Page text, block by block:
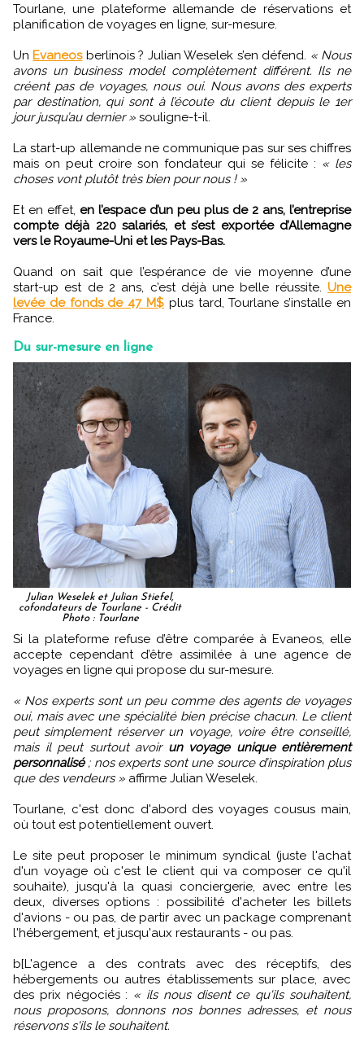
Tourlane, une plateforme allemande de réservations et
planification de voyages en ligne, sur-mesure.
Un Evaneosberlinois ? Julian Weselek s’en défend. « Nous
avons un business model complètement différent. Ils ne
créent pas de voyages, nous oui. Nous avons des experts
par destination, qui sont à l’écoute du client depuis le 1er
jour jusqu’au dernier » souligne-t-il.
La start-up allemande ne communique pas sur ses chiffres
mais on peut croire son fondateur qui se félicite : « les
choses vont plutôt très bien pour nous ! »
Et en effet, en l’espace d’un peu plus de 2 ans, l’entreprise
compte déjà 220 salariés, et s’est exportée d’Allemagne
vers le Royaume-Uni et les Pays-Bas.
Quand on sait que l’espérance de vie moyenne d’une
start-up est de 2 ans, c’est déjà une belle réussite. Une
levée de fonds de 47 M$ plus tard, Tourlane s’installe en
France.
Du sur-mesure en ligne
Julian Weselek et Julian Stiefel,
cofondateurs de Tourlane - Crédit
Photo : Tourlane
Si la plateforme refuse d’être comparée à Evaneos, elle
accepte cependant d’être assimilée à une agence de
voyages en ligne qui propose du sur-mesure.
« Nos experts sont un peu comme des agents de voyages
oui, mais avec une spécialité bien précise chacun. Le client
peut simplement réserver un voyage, voire être conseillé,
mais il peut surtout avoir un voyage unique entièrement
personnalisé; nos experts sont une source d’inspiration plus
que des vendeurs » affirme Julian Weselek.
Tourlane, c'est donc d'abord des voyages cousus main,
où tout est potentiellement ouvert.
Le site peut proposer le minimum syndical (juste l'achat
d'un voyage où c'est le client qui va composer ce qu'il
souhaite), jusqu'à la quasi conciergerie, avec entre les
deux, diverses options : possibilité d'acheter les billets
d'avions - ou pas, de partir avec un package comprenant
l'hébergement, et jusqu'aux restaurants - ou pas.
b[L'agence a des contrats avec des réceptifs, des
hébergements ou autres établissements sur place, avec
des prix négociés : « ils nous disent ce qu'ils souhaitent,
nous proposons, donnons nos bonnes adresses, et nous
réservons s'ils le souhaitent.